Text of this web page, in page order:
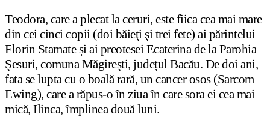
Teodora, care a plecat la ceruri, este fiica cea mai mare
din cei cinci copii (doi băieţi şi trei fete) ai părintelui
Florin Stamate și ai preotesei Ecaterina de la Parohia
Şesuri, comuna Măgireşti, județul Bacău. De doi ani,
fata se lupta cu o boală rară, un cancer osos (Sarcom
Ewing), care a răpus-o în ziua în care sora ei cea mai
mică, Ilinca, împlinea două luni.